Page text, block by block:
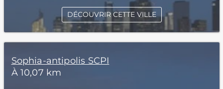
DÉCOUVRIR CETTE VILLE
Sophia-antipolis SCPI
À 10,07 km